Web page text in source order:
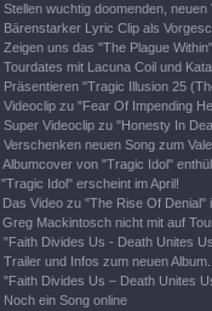
Stellen wuchtig doomenden, neuen
Bärenstarker Lyric Clip als
Zeigen uns das "The Plague
Tourdates mit Lacuna Coil und
Präsentieren "Tragic Illusion 25
Videoclip zu "Fear Of Impending
Super Videoclip zu "Honesty In
Verschenken neuen Song zum
Albumcover von "Tragic Idol"
"Tragic Idol" erscheint im April!
Das Video zu "The Rise Of Denial"
Greg Mackintosch nicht mit auf
"Faith Divides Us - Death Unites
Trailer und Infos zum neuen Album.
"Faith Divides Us – Death Unites
Noch ein Song online